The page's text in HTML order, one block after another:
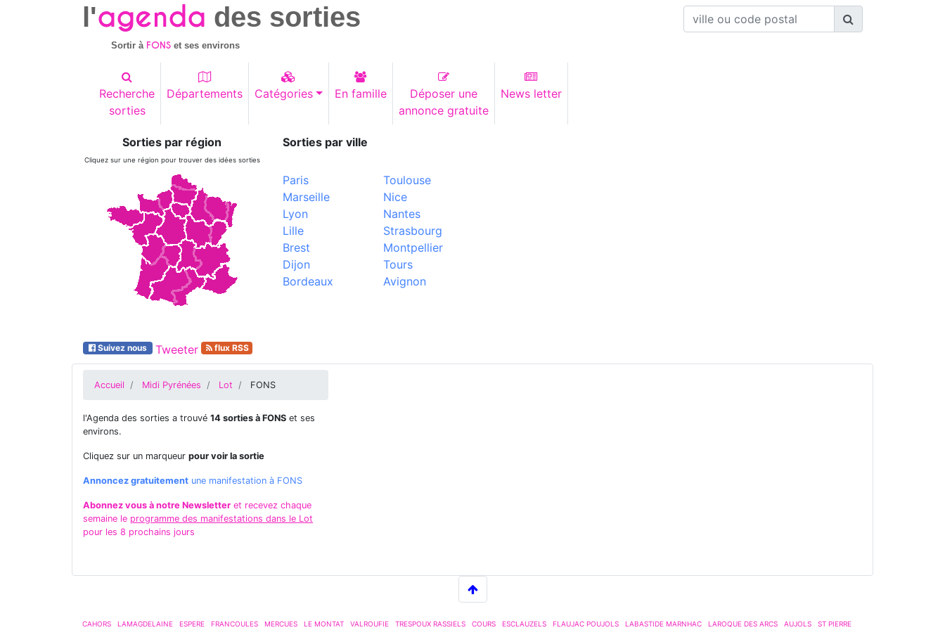
l'agenda des sorties
Sortir à FONS et ses environs
Recherche
sorties
Départements Catégories En famille
Déposer une
annonce gratuite
News letter
Sorties par région
Cliquez sur une région pour trouver des idées sorties
Sorties par ville
Paris
Marseille
Lyon
Lille
Brest
Dijon
Bordeaux
Toulouse
Nice
Nantes
Strasbourg
Montpellier
Tours
Avignon
Suivez nous Tweeter flux RSS
Accueil Midi Pyrénées Lot FONS
l'Agenda des sorties a trouvé 14 sorties à FONS et ses
environs.
Cliquez sur un marqueur pour voir la sortie
Annoncez gratuitement une manifestation à FONS
Abonnez vous à notre Newsletter et recevez chaque
semaine le programme des manifestations dans le Lot
pour les 8 prochains jours
CAHORS LAMAGDELAINE ESPERE FRANCOULES MERCUES LE MONTAT VALROUFIE TRESPOUX RASSIELS COURS ESCLAUZELS FLAUJAC POUJOLS LABASTIDE MARNHAC LAROQUE DES ARCS AUJOLS ST PIERRE